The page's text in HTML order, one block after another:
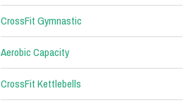
CrossFit Gymnastic
Aerobic Capacity
CrossFit Kettlebells